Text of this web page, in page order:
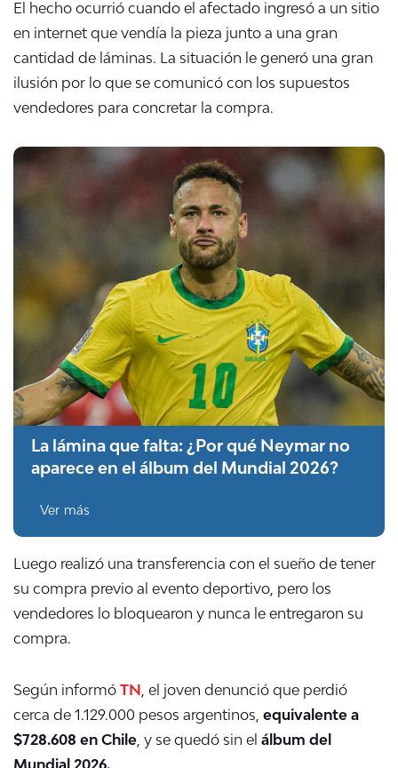
El hecho ocurrió cuando el afectado ingresó a un sitio
en internet que vendía la pieza junto a una gran
cantidad de láminas. La situación le generó una gran
ilusión por lo que se comunicó con los supuestos
vendedores para concretar la compra.
La lámina que falta: ¿Por qué Neymar no
aparece en el álbum del Mundial 2026?
Ver más
Luego realizó una transferencia con el sueño de tener
su compra previo al evento deportivo, pero los
vendedores lo bloquearon y nunca le entregaron su
compra.
Según informó TN, el joven denunció que perdió
cerca de 1.129.000 pesos argentinos, equivalente a
$728.608 en Chile, y se quedó sin el álbum del